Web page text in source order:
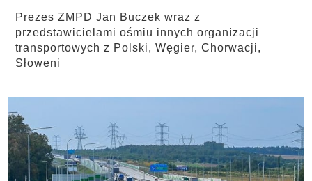
Prezes ZMPD Jan Buczek wraz z
przedstawicielami ośmiu innych organizacji
transportowych z Polski, Węgier, Chorwacji,
Słoweni